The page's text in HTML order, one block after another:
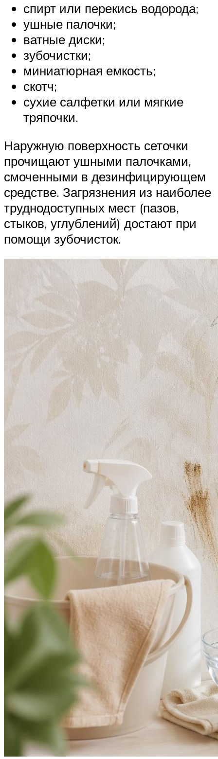
спирт или перекись водорода;
ушные палочки;
ватные диски;
зубочистки;
миниатюрная емкость;
скотч;
сухие салфетки или мягкие
тряпочки.
Наружную поверхность сеточки
прочищают ушными палочками,
смоченными в дезинфицирующем
средстве. Загрязнения из наиболее
труднодоступных мест (пазов,
стыков, углублений) достают при
помощи зубочисток.